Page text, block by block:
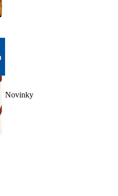
Novinky